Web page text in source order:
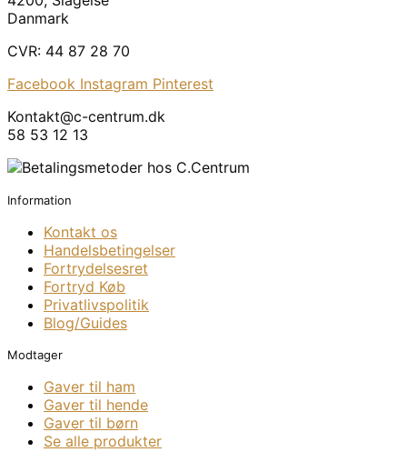
Danmark
CVR: 44 87 28 70
Facebook Instagram Pinterest
Kontakt@c-centrum.dk
58 53 12 13
Information
Kontakt os
Handelsbetingelser
Fortrydelsesret
Fortryd Køb
Privatlivspolitik
Blog/Guides
Modtager
Gaver til ham
Gaver til hende
Gaver til børn
Se alle produkter